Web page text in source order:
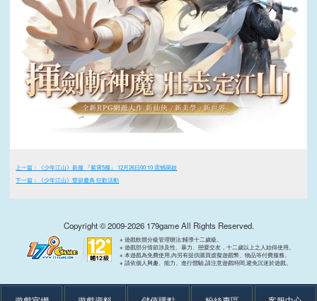
上一篇：《少年江山》新服 『紫霄5服』 12月26日00:10 震憾開啟
下一篇：《少年江山》雙節慶典 狂歡活動
Copyright © 2009-2026 179game All Rights Reserved.
※ 遊戲軟體分級管理辦法:輔導十二歲級。
※ 遊戲部分情節涉及性、暴力、戀愛交友，十二歲以上之人始得使用。
※ 本遊戲為免費使用,內另有提供購買虛擬遊戲幣、物品等付費服務。
※ 請依個人興趣、能力、進行體驗,請注意遊戲時間,避免沉迷於遊戲。